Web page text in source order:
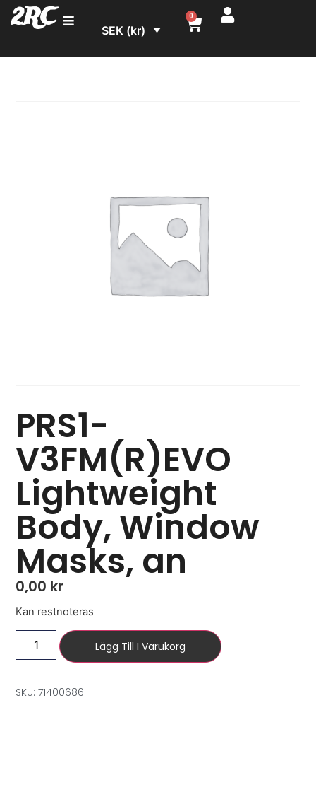
2RC SEK (kr)
0
PRS1-
V3FM(R)EVO
Lightweight
Body, Window
Masks, an
0,00 kr
Kan restnoteras
Lägg Till I Varukorg
SKU: 71400686